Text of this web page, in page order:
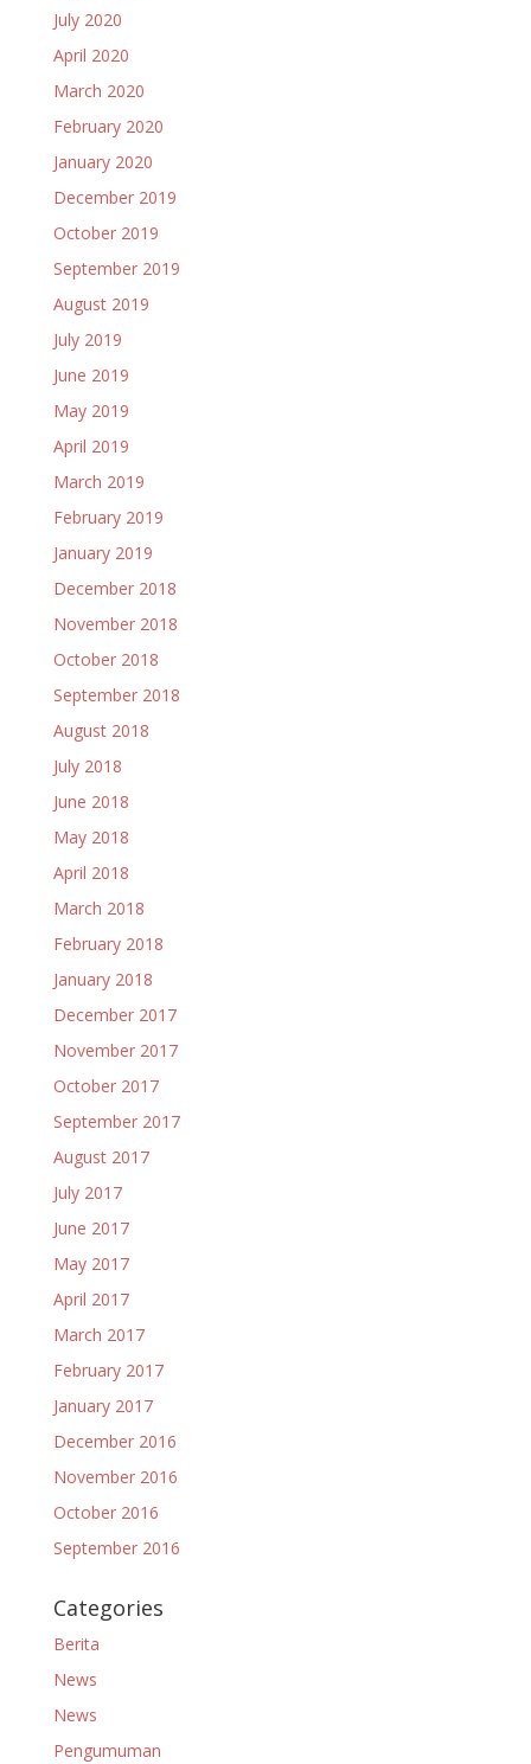
July 2020
April 2020
March 2020
February 2020
January 2020
December 2019
October 2019
September 2019
August 2019
July 2019
June 2019
May 2019
April 2019
March 2019
February 2019
January 2019
December 2018
November 2018
October 2018
September 2018
August 2018
July 2018
June 2018
May 2018
April 2018
March 2018
February 2018
January 2018
December 2017
November 2017
October 2017
September 2017
August 2017
July 2017
June 2017
May 2017
April 2017
March 2017
February 2017
January 2017
December 2016
November 2016
October 2016
September 2016
Categories
Berita
News
News
Pengumuman